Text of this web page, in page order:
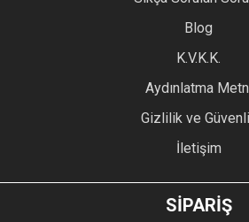
Blog
K.V.K.K.
Aydınlatma
Gizlilik ve
İletişim
SİPARİŞ